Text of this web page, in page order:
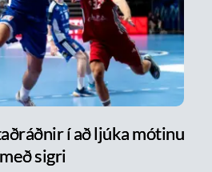
í að ljúka mótinu
með sigri